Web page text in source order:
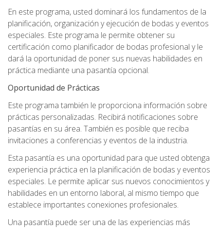
En este programa, usted dominará los fundamentos de la
planificación, organización y ejecución de bodas y eventos
especiales. Este programa le permite obtener su
certificación como planificador de bodas profesional y le
dará la oportunidad de poner sus nuevas habilidades en
práctica mediante una pasantía opcional.
Oportunidad de Prácticas
Este programa también le proporciona información sobre
prácticas personalizadas. Recibirá notificaciones sobre
pasantías en su área. También es posible que reciba
invitaciones a conferencias y eventos de la industria.
Esta pasantía es una oportunidad para que usted obtenga
experiencia práctica en la planificación de bodas y eventos
especiales. Le permite aplicar sus nuevos conocimientos y
habilidades en un entorno laboral, al mismo tiempo que
establece importantes conexiones profesionales.
Una pasantía puede ser una de las experiencias más